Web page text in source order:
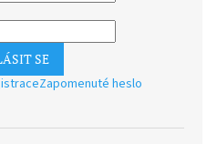
SE
Zapomenuté heslo